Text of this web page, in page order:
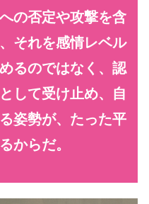
の否定や攻撃を含
それを感情レベル
るのではなく、認
して受け止め、自
姿勢が、たった平
からだ。